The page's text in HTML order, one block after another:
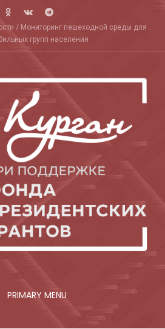
/ Мониторинг пешеходной среды для
групп населения
PRIMARY MENU